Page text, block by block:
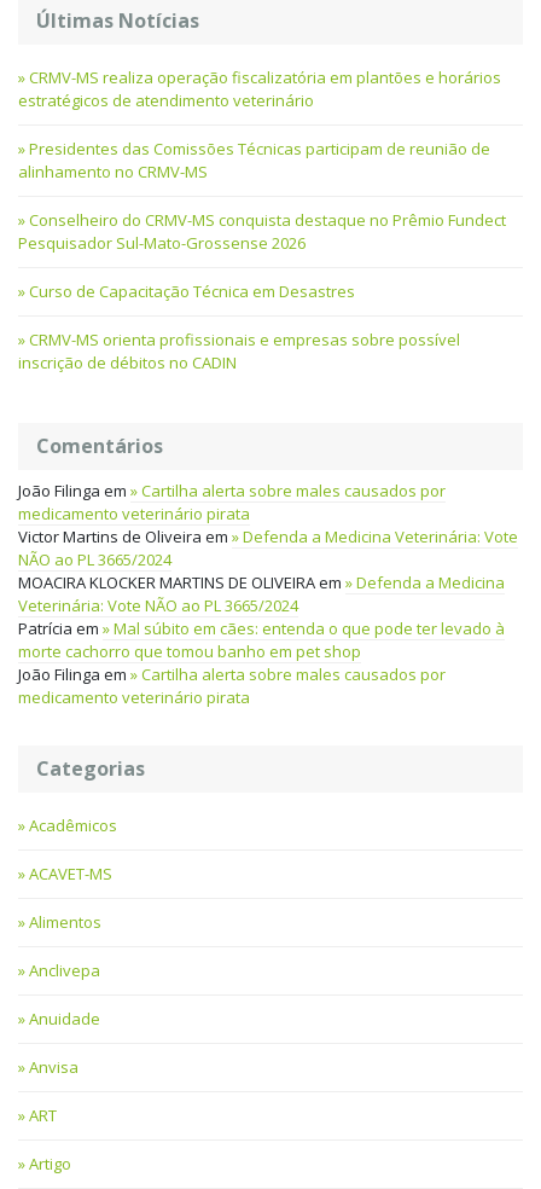
Últimas Notícias
CRMV-MS realiza operação fiscalizatória em plantões e horários
estratégicos de atendimento veterinário
Presidentes das Comissões Técnicas participam de reunião de
alinhamento no CRMV-MS
Conselheiro do CRMV-MS conquista destaque no Prêmio Fundect
Pesquisador Sul-Mato-Grossense 2026
Curso de Capacitação Técnica em Desastres
CRMV-MS orienta profissionais e empresas sobre possível
inscrição de débitos no CADIN
Comentários
João Filinga em
Cartilha alerta sobre males causados por
medicamento veterinário pirata
Victor Martins de Oliveira em
Defenda a Medicina Veterinária: Vote
NÃO ao PL 3665/2024
MOACIRA KLOCKER MARTINS DE OLIVEIRAem
Defenda a Medicina
Veterinária: Vote NÃO ao PL 3665/2024
Patrícia em
Mal súbito em cães: entenda o que pode ter levado à
morte cachorro que tomou banho em pet shop
João Filinga em
Cartilha alerta sobre males causados por
medicamento veterinário pirata
Categorias
Acadêmicos
ACAVET-MS
Alimentos
Anclivepa
Anuidade
Anvisa
ART
Artigo